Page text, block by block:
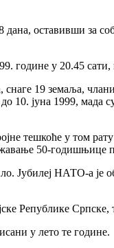
оставивши за
године у 20.45
19 земаља,
10. јуна 1999,
тешкоће у том рату
50-годишњице
Јубилеј НАТО-а је
Републике
у лето те године.